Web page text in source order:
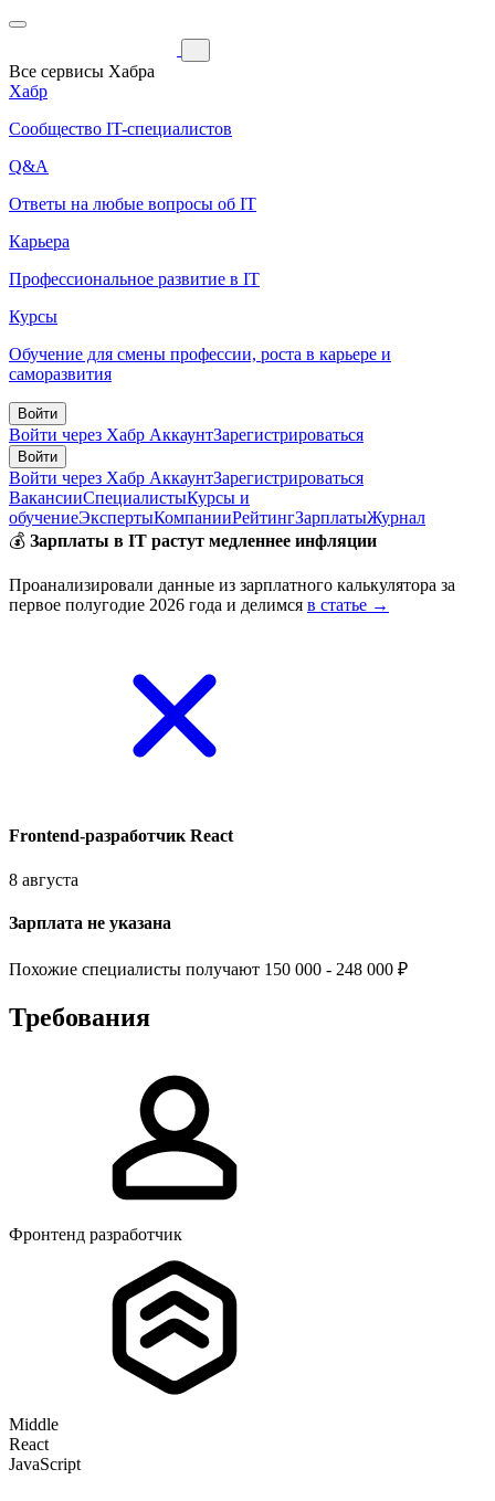
Все сервисы Хабра
Хабр
Сообщество IT-специалистов
Q&A
Ответы на любые вопросы об IT
Карьера
Профессиональное развитие в IT
Курсы
Обучение для смены профессии, роста в карьере и
саморазвития
Войти
Войти через Хабр АккаунтЗарегистрироваться
Войти
Войти через Хабр АккаунтЗарегистрироваться
ВакансииСпециалистыКурсы и
обучениеЭкспертыКомпанииРейтингЗарплатыЖурнал
💰 Зарплаты в IT растут медленнее инфляции
Проанализировали данные из зарплатного калькулятора за
первое полугодие 2026 года и делимся в статье →
Frontend-разработчик React
8 августа
Зарплата не указана
Похожие специалисты получают 150 000 - 248 000 ₽
Требования
Фронтенд разработчик
Middle
React
JavaScript